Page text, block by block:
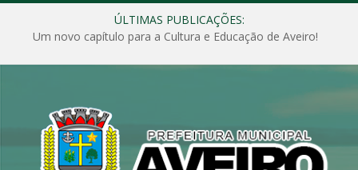
ÚLTIMAS PUBLICAÇÕES:
Um novo capítulo para a Cultura e Educação de Aveiro!